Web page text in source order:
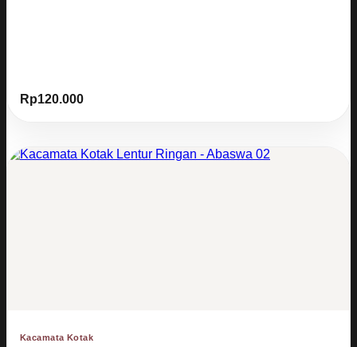
Rp120.000
Kacamata Kotak